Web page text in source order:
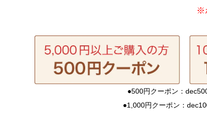
※
●500円クーポン：
●1,000円クーポン：